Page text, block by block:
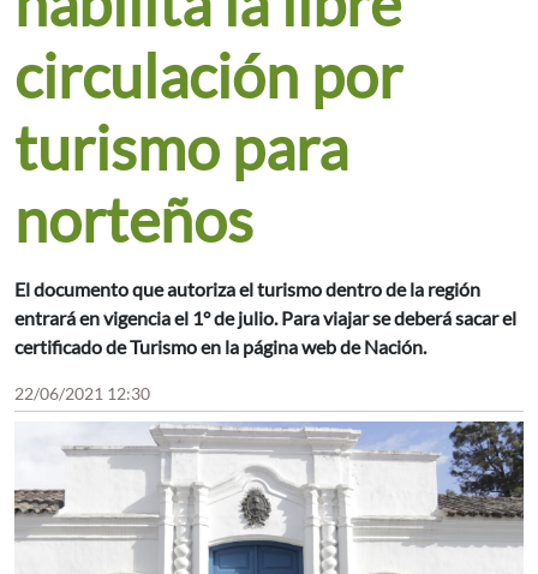
circulación por
turismo para
norteños
El documento que autoriza el turismo dentro de la región
entrará en vigencia el 1° de julio. Para viajar se deberá sacar el
certificado de Turismo en la página web de Nación.
22/06/2021 12:30